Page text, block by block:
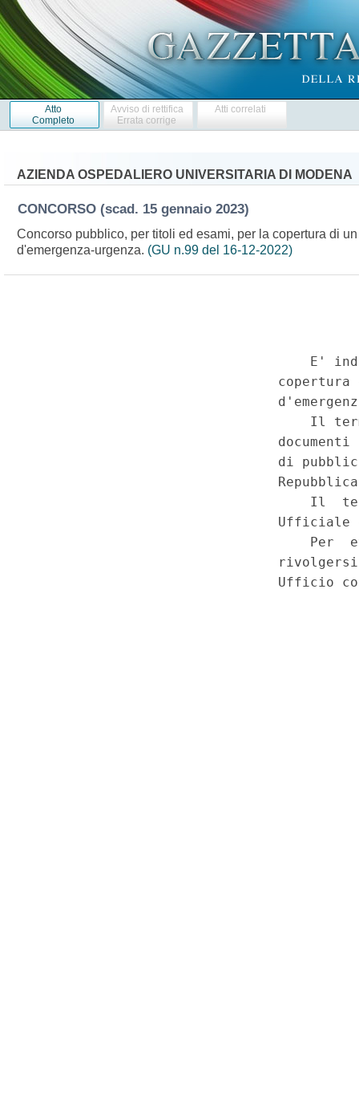
Atto
Completo
Avviso di rettifica
Errata corrige
Atti correlati
AZIENDA OSPEDALIERO UNIVERSITARIA DI MODENA
CONCORSO (scad. 15 gennaio 2023)
Concorso pubblico, per titoli ed esami, per la copertura di
d'emergenza-urgenza. (GU n.99 del 16-12-2022)